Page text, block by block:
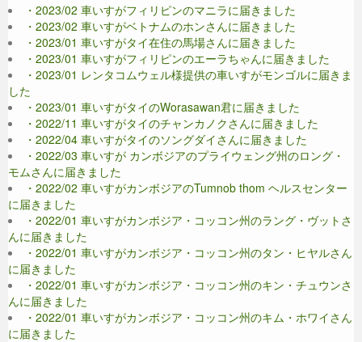
・2023/02 車いすがフィリピンのマニラに届きました
・2023/02 車いすがベトナムのホンさんに届きました
・2023/01 車いすがタイ在住の馬場さんに届きました
・2023/01 車いすがフィリピンのエーラちゃんに届きました
・2023/01 レンタコムウェル様提供の車いすがモンゴルに届きま
した
・2023/01 車いすがタイのWorasawan君に届きました
・2022/11 車いすがタイのチャンカノクさんに届きました
・2022/04 車いすがタイのソングダイさんに届きました
・2022/03 車いすが カンボジアのプライウェング州のロング・
モムさんに届きました
・2022/02 車いすがカンボジアのTumnob thom ヘルスセンター
に届きました
・2022/01 車いすがカンボジア・コッコン州のラング・ヴットさ
んに届きました
・2022/01 車いすがカンボジア・コッコン州のタン・ヒヤルさん
に届きました
・2022/01 車いすがカンボジア・コッコン州のキン・チュウンさ
んに届きました
・2022/01 車いすがカンボジア・コッコン州のキム・ホワイさん
に届きました